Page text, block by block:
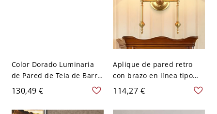
Color Dorado Luminaria
de Pared de Tela de Barril
Lámpara de Pared
Tradicional para Salón -
Dorado 110 A 120 V 2
130,49 €
Aplique de pared retro
con brazo en línea tipo
lápiz, 2 luces, de metal en
latón con pantalla de tela
cónica
114,27 €